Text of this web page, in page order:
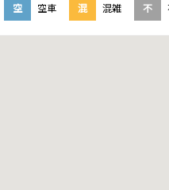
空 空車 混 混雑 不